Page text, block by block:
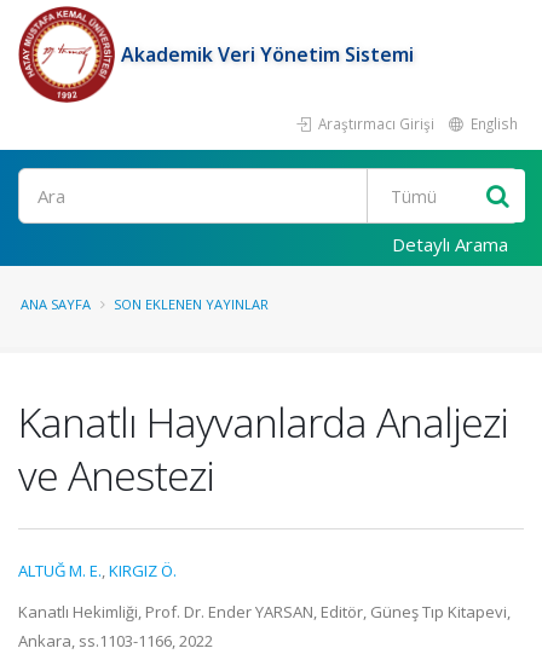
Akademik Veri Yönetim Sistemi
Araştırmacı Girişi English
Ara
Detaylı Arama
ANA SAYFA SON EKLENEN YAYINLAR
Kanatlı Hayvanlarda Analjezi
ve Anestezi
ALTUĞ M. E.,KIRGIZ Ö.
Kanatlı Hekimliği, Prof. Dr. Ender YARSAN, Editör, Güneş Tıp Kitapevi,
Ankara, ss.1103-1166, 2022